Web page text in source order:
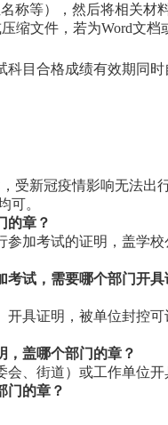
称等），然后将相关材
缩文件，若为Word文档
目合格成绩有效期同时
新冠疫情影响无法出
可。
的章？
加考试的证明，盖学校
试，需要哪个部门开
具证明，被单位封控可
，盖哪个部门的章？
、街道）或工作单位开
门的章？